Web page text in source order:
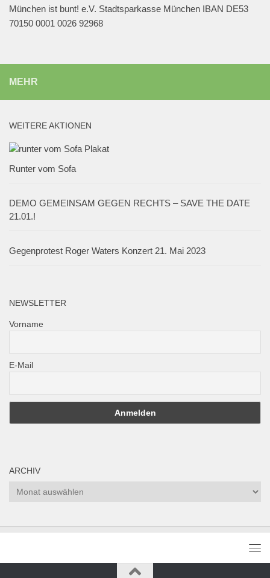
München ist bunt! e.V. Stadtsparkasse München IBAN DE53
70150 0001 0026 92968
MEHR
WEITERE AKTIONEN
Runter vom Sofa
DEMO GEMEINSAM GEGEN RECHTS – SAVE THE DATE
21.01.!
Gegenprotest Roger Waters Konzert 21. Mai 2023
NEWSLETTER
Vorname
E-Mail
ARCHIV
Archiv